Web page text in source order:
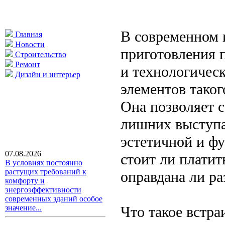
Главная
Новости
Строительство
Ремонт
Дизайн и интерьер
07.08.2026
В условиях постоянно
растущих требований к
комфорту и
энергоэффективности
современных зданий особое
значение...
В современном
и
элементов
Она позволяет
лишних
эстетичной и
стоит ли
оправдана ли
Что такое